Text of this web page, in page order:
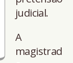
judicial.
A
magistrad